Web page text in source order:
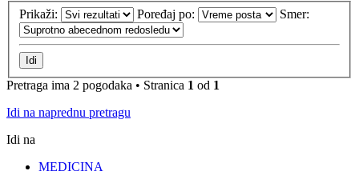
Prikaži: Poređaj po: Smer:
Pretraga ima 2 pogodaka • Stranica 1 od 1
Idi na naprednu pretragu
Idi na
MEDICINA